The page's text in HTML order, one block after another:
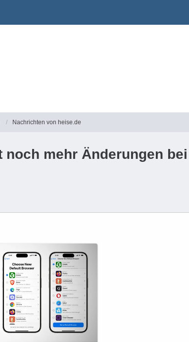
Nachrichten von heise.de
mehr Änderungen